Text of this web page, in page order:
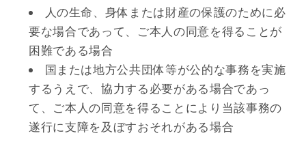
人の生命、身体または財産の保護のために必
要な場合であって、ご本人の同意を得ることが
困難である場合
国または地方公共団体等が公的な事務を実施
するうえで、協力する必要がある場合であっ
て、ご本人の同意を得ることにより当該事務の
遂行に支障を及ぼすおそれがある場合